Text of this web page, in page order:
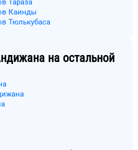
Тараза
Каинды
Тюлькубаса
на остальной